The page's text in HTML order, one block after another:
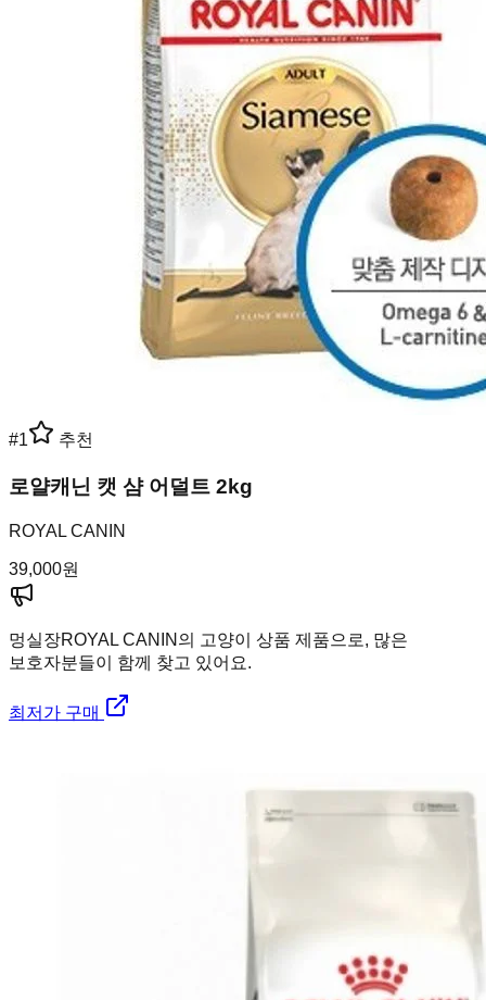
#1 추천
로얄캐닌 캣 샴 어덜트 2kg
ROYAL CANIN
39,000원
멍실장ROYAL CANIN의 고양이 상품 제품으로, 많은
보호자분들이 함께 찾고 있어요.
최저가 구매